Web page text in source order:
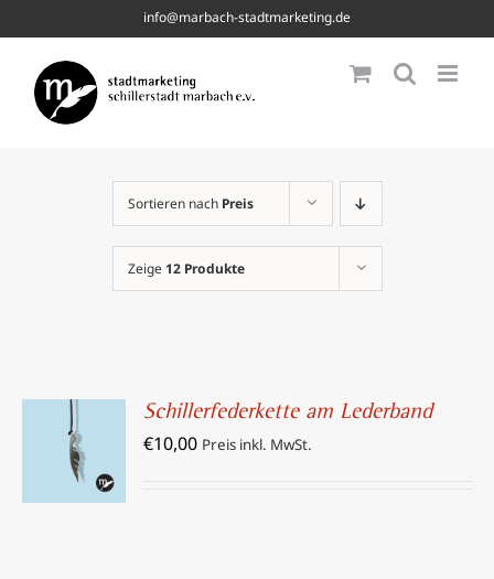
to
content
info@marbach-stadtmarketing.de
Sortieren nach Preis
Zeige 12 Produkte
IN DEN
WARENKORB
/
DETAILS
Schillerfederkette am Lederband
€10,00 Preis inkl. MwSt.